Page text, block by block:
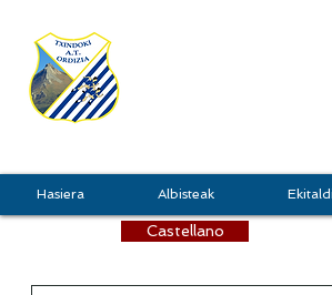
Castellano
Hasiera Albisteak